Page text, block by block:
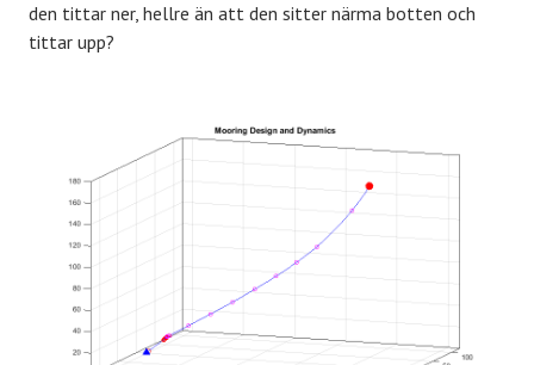
den tittar ner, hellre än att den sitter närma botten och
tittar upp?